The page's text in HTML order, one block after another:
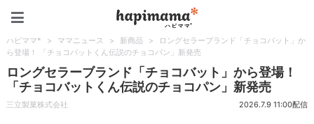
ハピママ* > ママニュース > 新商品 >
ロングセラーブランド「チョコバット」か
ら登場！ 「チョコバットくん伝説のチョコパン」新発売
ロングセラーブランド「チョコバット」から登場！
「チョコバットくん伝説のチョコパン」新発売
三立製菓株式会社 2026.7.9 11:00配信